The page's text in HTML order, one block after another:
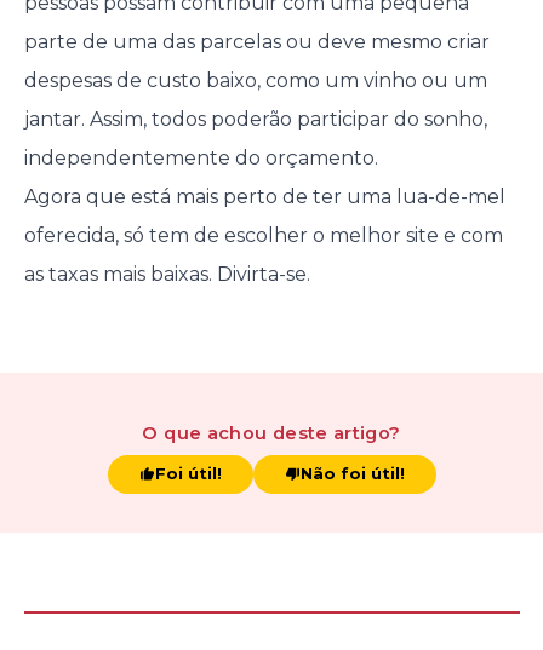
parte de uma das parcelas ou deve mesmo criar
despesas de custo baixo, como um vinho ou um
jantar. Assim, todos poderão participar do sonho,
independentemente do orçamento.
Agora que está mais perto de ter uma lua-de-mel
oferecida, só tem de escolher o melhor site e com
as taxas mais baixas. Divirta-se.
O que achou deste artigo?
Foi útil! Não foi útil!